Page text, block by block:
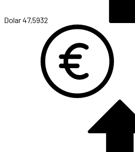
Dolar47,5932